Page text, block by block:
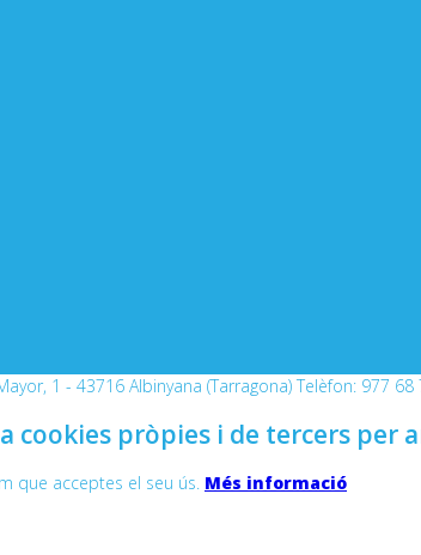
1 - 43716 Albinyana (Tarragona) Telèfon: 977
cookies pròpies i de tercers per
que acceptes el seu ús. Més informació